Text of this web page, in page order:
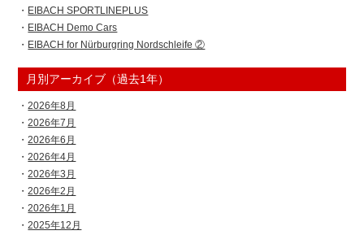
EIBACH SPORTLINEPLUS
EIBACH Demo Cars
EIBACH for Nürburgring Nordschleife ②
月別アーカイブ（過去1年）
2026年8月
2026年7月
2026年6月
2026年4月
2026年3月
2026年2月
2026年1月
2025年12月